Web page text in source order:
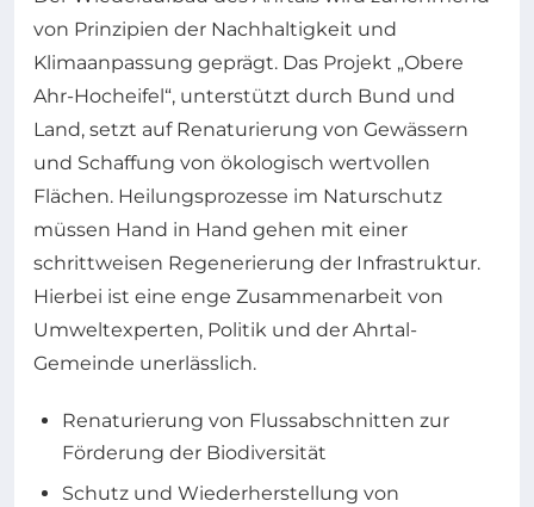
von Prinzipien der Nachhaltigkeit und
Klimaanpassung geprägt. Das Projekt „Obere
Ahr-Hocheifel“, unterstützt durch Bund und
Land, setzt auf Renaturierung von Gewässern
und Schaffung von ökologisch wertvollen
Flächen. Heilungsprozesse im Naturschutz
müssen Hand in Hand gehen mit einer
schrittweisen Regenerierung der Infrastruktur.
Hierbei ist eine enge Zusammenarbeit von
Umweltexperten, Politik und der Ahrtal-
Gemeinde unerlässlich.
Renaturierung von Flussabschnitten zur
Förderung der Biodiversität
Schutz und Wiederherstellung von